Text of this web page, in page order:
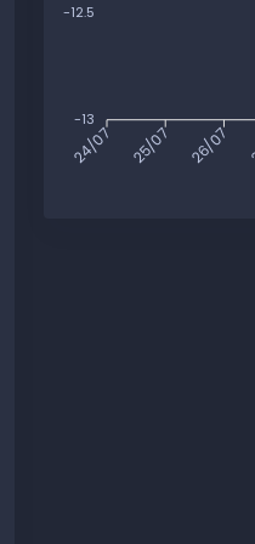
-12.5
-13
24/07 25/07 26/07